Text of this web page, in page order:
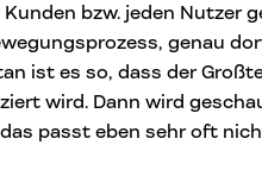
bzw. jeden Nutzer
genau
ist es so, dass der
wird. Dann wird
passt eben sehr oft